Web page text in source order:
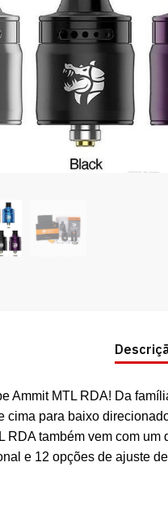
Ammit MTL RDA! Da
cima para baixo
RDA também vem com
e 12 opções de ajuste